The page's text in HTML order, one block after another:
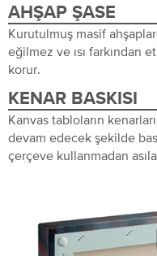
AHŞAP ŞASE
Kurutulmuş masif
eğilmez ve ısı farkından
korur.
KENAR BASKISI
Kanvas tabloların
devam edecek şekilde
çerçeve kullanmadan